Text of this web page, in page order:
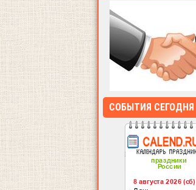
СОБЫТИЯ СЕГОДНЯ